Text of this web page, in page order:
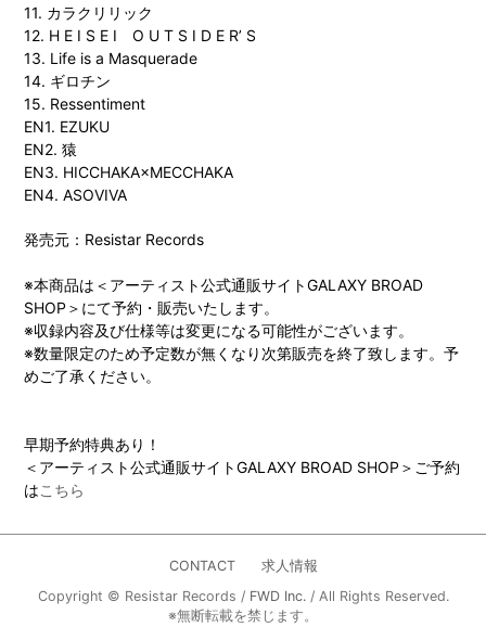
11. カラクリリック
12. H E I S E I O U T S I D E R’ S
13. Life is a Masquerade
14. ギロチン
15. Ressentiment
EN1. EZUKU
EN2. 猿
EN3. HICCHAKA×MECCHAKA
EN4. ASOVIVA
発売元：Resistar Records
※本商品は＜アーティスト公式通販サイトGALAXY BROAD
SHOP＞にて予約・販売いたします。
※収録内容及び仕様等は変更になる可能性がございます。
※数量限定のため予定数が無くなり次第販売を終了致します。予
めご了承ください。
早期予約特典あり！
＜アーティスト公式通販サイトGALAXY BROAD SHOP＞ご予約
はこちら
CONTACT
求人情報
Copyright © Resistar Records / FWD Inc. / All Rights Reserved.
※無断転載を禁じます。